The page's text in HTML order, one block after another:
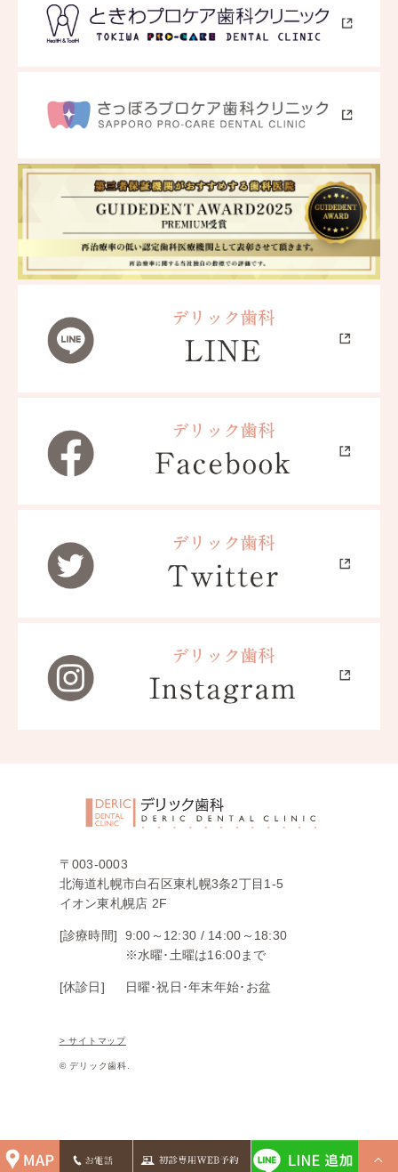
〒003-0003
北海道札幌市白石区東札幌3条2丁目1-5
イオン東札幌店 2F
[診療時間] 9:00～12:30 / 14:00～18:30
※水曜･土曜は16:00まで
[休診日] 日曜･祝日･年末年始･お盆
> サイトマップ
© デリック歯科.